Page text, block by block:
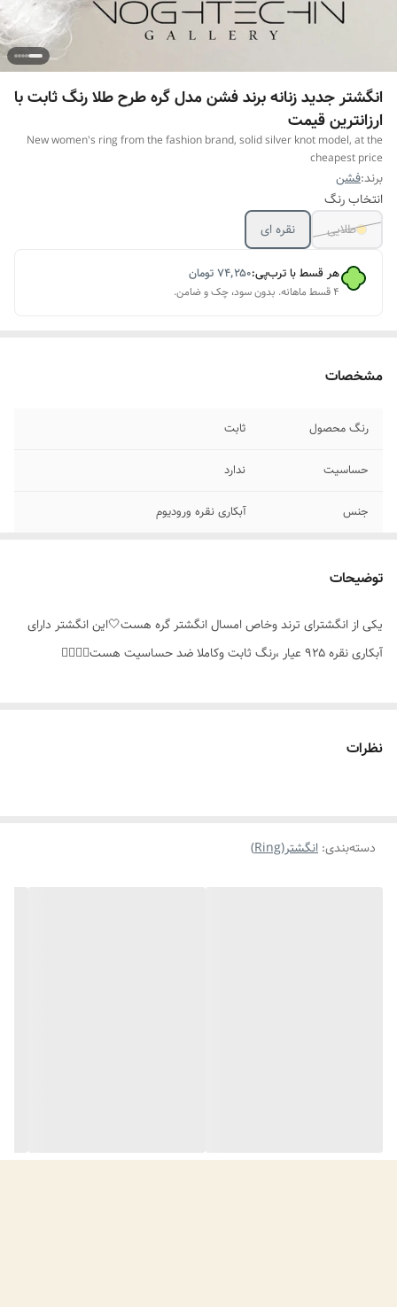
انگشتر جدید زنانه برند فشن مدل گره طرح طلا رنگ ثابت با
ارزانترین قیمت
New women's ring from the fashion brand, solid silver knot model, at the
cheapest price
برند:فشن
انتخاب رنگ
طلایی
نقره ای
هر قسط با ترب‌پی:۷۴٬۲۵۰تومان
۴ قسط ماهانه. بدون سود، چک و ضامن.
مشخصات
رنگ محصول ثابت
حساسیت ندارد
جنس آبکاری نقره ورودیوم
موارد استفاده برای روزانه ،استایل
توضیحات
یکی از انگشترای ترند وخاص امسال انگشتر گره هست🤍این انگشتر دارای
آبکاری نقره ۹۲۵ عیار ،رنگ ثابت وکاملا ضد حساسیت هست👌🏻😊💫
نظرات
دسته‌بندی: انگشتر(Ring)